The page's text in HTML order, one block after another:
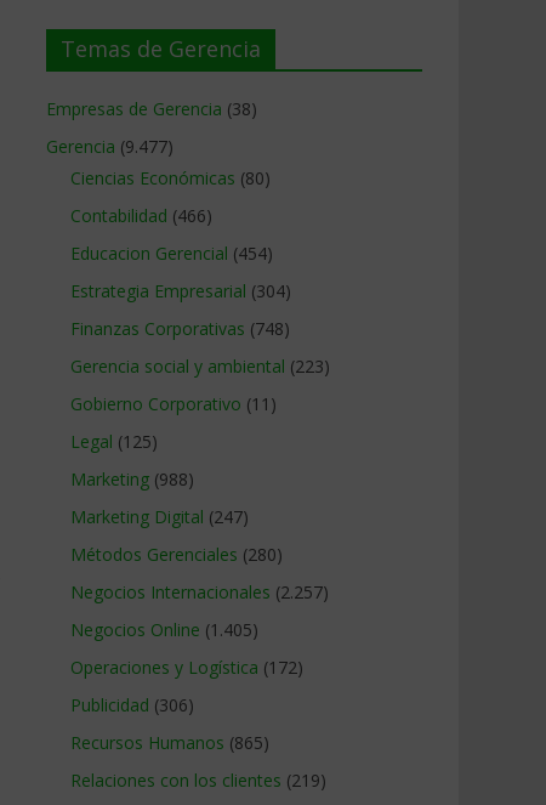
Temas de Gerencia
Empresas de Gerencia (38)
Gerencia (9.477)
Ciencias Económicas (80)
Contabilidad (466)
Educacion Gerencial (454)
Estrategia Empresarial (304)
Finanzas Corporativas (748)
Gerencia social y ambiental (223)
Gobierno Corporativo (11)
Legal (125)
Marketing (988)
Marketing Digital (247)
Métodos Gerenciales (280)
Negocios Internacionales (2.257)
Negocios Online (1.405)
Operaciones y Logística (172)
Publicidad (306)
Recursos Humanos (865)
Relaciones con los clientes (219)